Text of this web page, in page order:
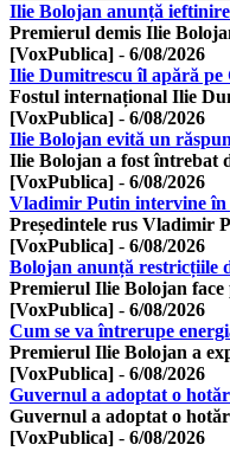
Ilie Bolojan anunță
Premierul demis Ilie
[VoxPublica] - 6/08/2026
Ilie Dumitrescu îl apără pe
Fostul internațional Ilie
[VoxPublica] - 6/08/2026
Ilie Bolojan evită un
Ilie Bolojan a fost întrebat
[VoxPublica] - 6/08/2026
Vladimir Putin intervine în
Președintele rus Vladimir
[VoxPublica] - 6/08/2026
Bolojan anunță restricțiile
Premierul Ilie Bolojan
[VoxPublica] - 6/08/2026
Cum se va întrerupe
Premierul Ilie Bolojan a
[VoxPublica] - 6/08/2026
Guvernul a adoptat o
Guvernul a adoptat o
[VoxPublica] - 6/08/2026